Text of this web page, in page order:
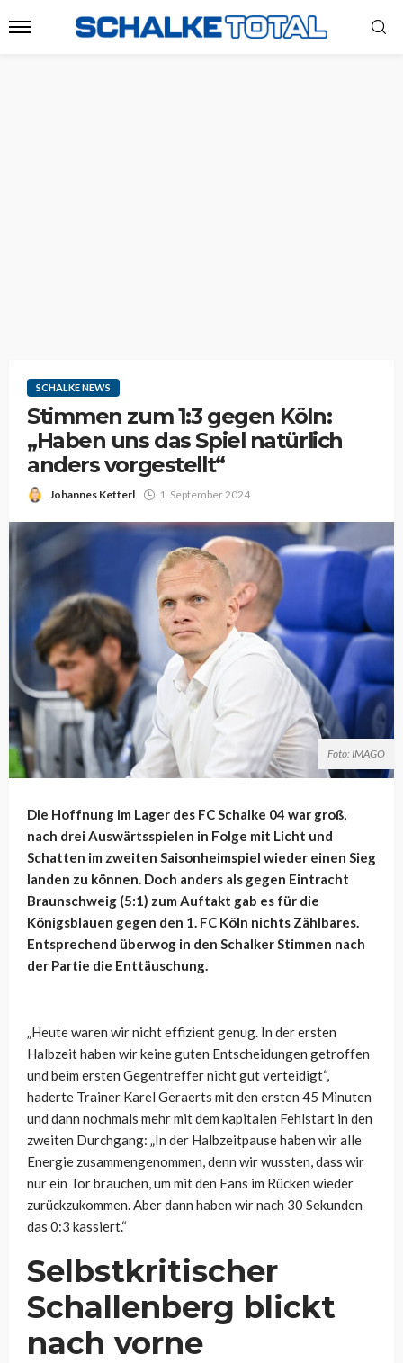
SCHALKE NEWS
Stimmen zum 1:3 gegen Köln:
„Haben uns das Spiel natürlich
anders vorgestellt“
Johannes Ketterl 1. September 2024
Foto: IMAGO
Die Hoffnung im Lager des FC Schalke 04 war groß,
nach drei Auswärtsspielen in Folge mit Licht und
Schatten im zweiten Saisonheimspiel wieder einen Sieg
landen zu können. Doch anders als gegen Eintracht
Braunschweig (5:1) zum Auftakt gab es für die
Königsblauen gegen den 1. FC Köln nichts Zählbares.
Entsprechend überwog in den Schalker Stimmen nach
der Partie die Enttäuschung.
„Heute waren wir nicht effizient genug. In der ersten
Halbzeit haben wir keine guten Entscheidungen getroffen
und beim ersten Gegentreffer nicht gut verteidigt“,
haderte Trainer Karel Geraerts mit den ersten 45 Minuten
und dann nochmals mehr mit dem kapitalen Fehlstart in den
zweiten Durchgang: „In der Halbzeitpause haben wir alle
Energie zusammengenommen, denn wir wussten, dass wir
nur ein Tor brauchen, um mit den Fans im Rücken wieder
zurückzukommen. Aber dann haben wir nach 30 Sekunden
das 0:3 kassiert.“
Selbstkritischer
Schallenberg blickt
nach vorne